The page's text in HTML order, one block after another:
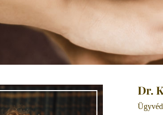
Dr.
Ügyvéd